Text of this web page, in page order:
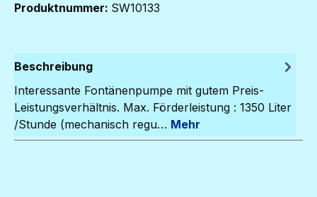
Produktnummer: SW10133
Beschreibung
Interessante Fontänenpumpe mit gutem Preis-
Leistungsverhältnis. Max. Förderleistung : 1350 Liter
/Stunde (mechanisch regu… Mehr